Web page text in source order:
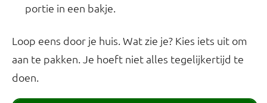
portie in een bakje.
Loop eens door je huis. Wat zie je? Kies iets uit om
aan te pakken. Je hoeft niet alles tegelijkertijd te
doen.